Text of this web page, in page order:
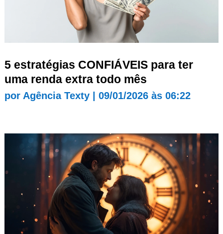
5 estratégias CONFIÁVEIS para ter
uma renda extra todo mês
por Agência Texty| 09/01/2026 às 06:22